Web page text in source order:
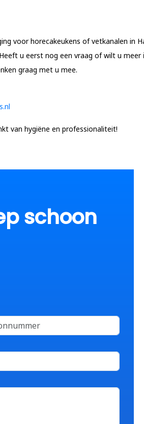
voor horecakeukens of vetkanalen in
u eerst nog een vraag of wilt u
graag met u mee.
van hygiëne en professionaliteit!
schoon